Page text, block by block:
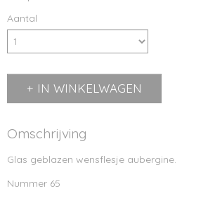
Aantal
IN WINKELWAGEN
Omschrijving
Glas geblazen wensflesje aubergine.
Nummer 65